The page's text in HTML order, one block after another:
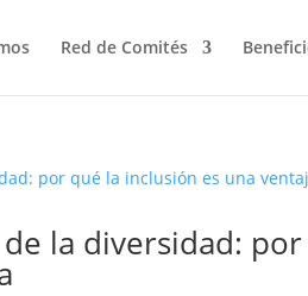
Red de Comités
la diversidad: